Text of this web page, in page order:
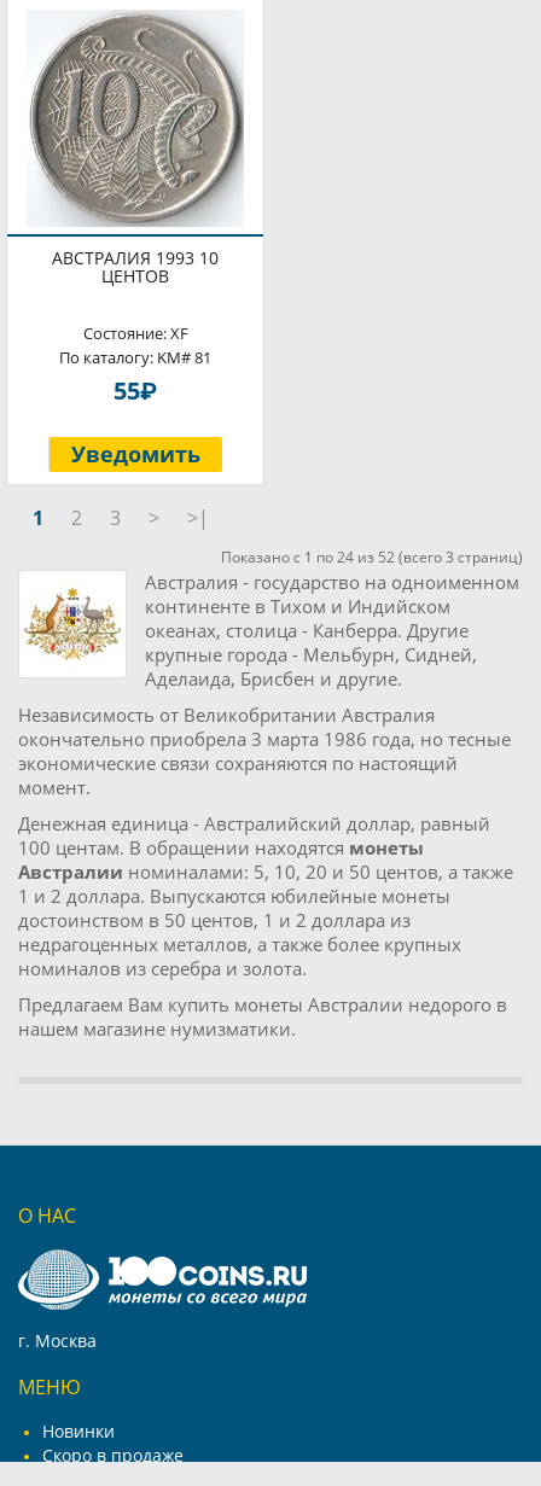
АВСТРАЛИЯ 1993 10
ЦЕНТОВ
Состояние: XF
По каталогу: KM# 81
55P
Уведомить
1 2 3 > >|
Показано с 1 по 24 из 52 (всего 3 страниц)
Австралия - государство на одноименном
континенте в Тихом и Индийском
океанах, столица - Канберра. Другие
крупные города - Мельбурн, Сидней,
Аделаида, Брисбен и другие.
Независимость от Великобритании Австралия
окончательно приобрела 3 марта 1986 года, но тесные
экономические связи сохраняются по настоящий
момент.
Денежная единица - Австралийский доллар, равный
100 центам. В обращении находятся монеты
Австралии номиналами: 5, 10, 20 и 50 центов, а также
1 и 2 доллара. Выпускаются юбилейные монеты
достоинством в 50 центов, 1 и 2 доллара из
недрагоценных металлов, а также более крупных
номиналов из серебра и золота.
Предлагаем Вам купить монеты Австралии недорого в
нашем магазине нумизматики.
О НАС
г. Москва
МЕНЮ
Новинки
Скоро в продаже